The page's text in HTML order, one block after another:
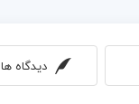
دیدگاه ها